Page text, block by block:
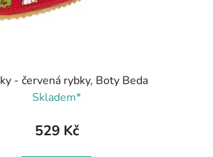
- červená rybky, Boty Beda
Skladem*
529 Kč